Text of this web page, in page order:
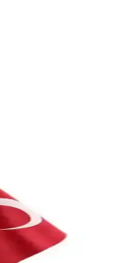
işi projelerine